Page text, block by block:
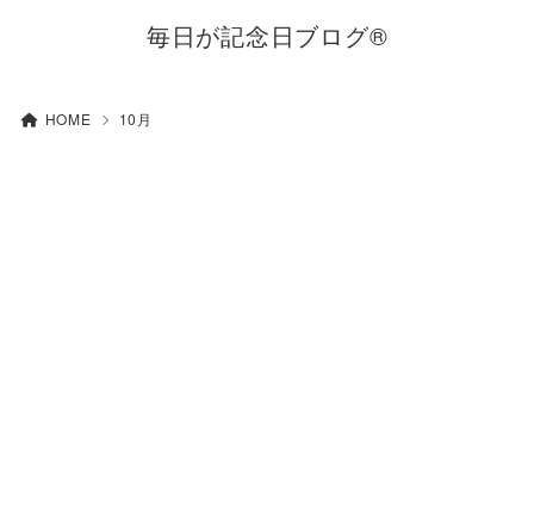
毎日が記念日ブログ®
HOME 10月